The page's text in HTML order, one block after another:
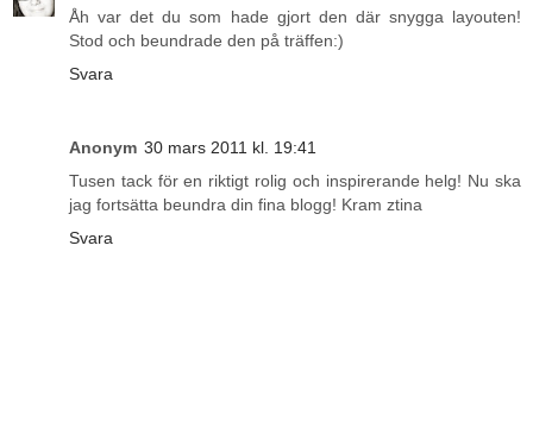
Åh var det du som hade gjort den där snygga layouten!
Stod och beundrade den på träffen:)
Svara
Anonym 30 mars 2011 kl. 19:41
Tusen tack för en riktigt rolig och inspirerande helg! Nu ska
jag fortsätta beundra din fina blogg! Kram ztina
Svara